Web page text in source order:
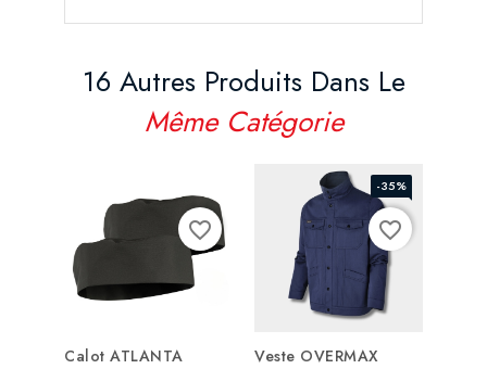
16 Autres Produits Dans Le
Même Catégorie
Calot ATLANTA
favorite_border
-35%
Veste OVERMAX
favorite_border